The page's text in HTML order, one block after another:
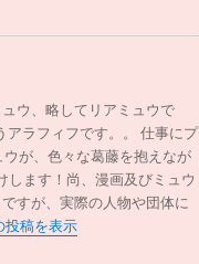
ウ、略してリアミュウで
ラフィフです。。 仕事にプ
が、色々な葛藤を抱えなが
します！尚、漫画及びミュウ
すが、実際の人物や団体に
稿を表示